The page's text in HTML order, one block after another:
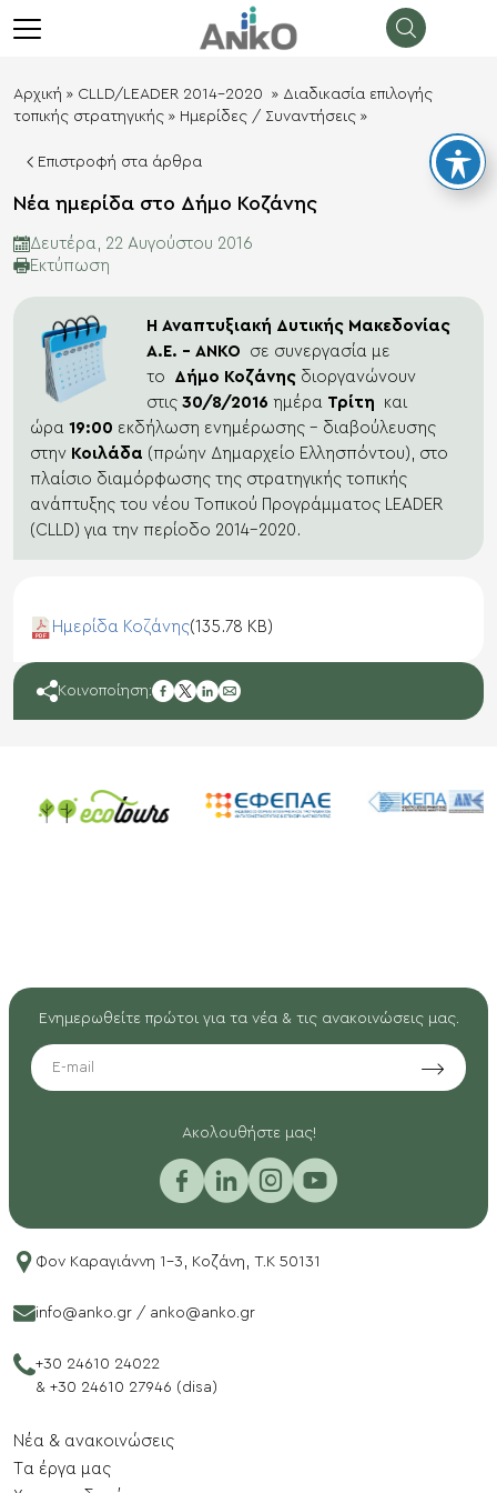
Αρχική » CLLD/LEADER 2014-2020 » Διαδικασία επιλογής
τοπικής στρατηγικής » Ημερίδες / Συναντήσεις »
Επιστροφή στα άρθρα
Νέα ημερίδα στο Δήμο Κοζάνης
Δευτέρα, 22 Αυγούστου 2016
Eκτύπωση
Η Αναπτυξιακή Δυτικής Μακεδονίας
Α.Ε. – ΑΝΚΟ σε συνεργασία με
το Δήμο Κοζάνηςδιοργανώνουν
στις 30/8/2016 ημέρα Τρίτη και
ώρα 19:00 εκδήλωση ενημέρωσης – διαβούλευσης
στην Κοιλάδα (πρώην Δημαρχείο Ελλησπόντου), στο
πλαίσιο διαμόρφωσης της στρατηγικής τοπικής
ανάπτυξης του νέου Τοπικού Προγράμματος LEADER
(CLLD) για την περίοδο 2014-2020.
Ημερίδα Κοζάνης(135.78 KB)
Κοινοποίηση: facebook
twitter
linkedin
mail
Ενημερωθείτε πρώτοι για τα νέα & τις ανακοινώσεις μας.
EMAIL
Aκολουθήστε μας!
Φον Καραγιάννη 1-3, Κοζάνη, T.K 50131
info@anko.gr / anko@anko.gr
+30 24610 24022
& +30 24610 27946 (disa)
Νέα & ανακοινώσεις
Tα έργα μας